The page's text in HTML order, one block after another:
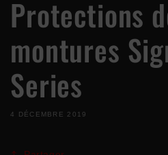
Protections
montures
Series
4 DÉCEMBRE 2019